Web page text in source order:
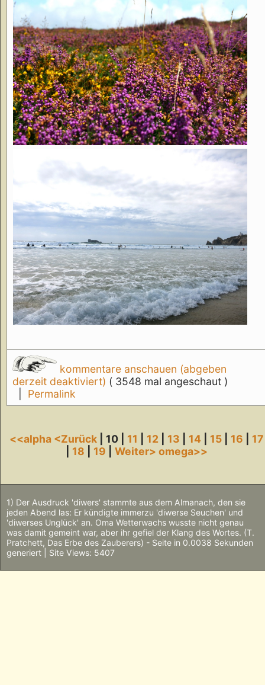
kommentare anschauen (abgeben
derzeit deaktiviert) ( 3548 mal angeschaut )
Permalink
<<alpha <Zurück | 10 | 11 12 13 14 15 16
17
18 19 Weiter> omega>>
1) Der Ausdruck 'diwers' stammte aus dem Almanach, den sie
jeden Abend las: Er kündigte immerzu 'diwerse Seuchen' und
'diwerses Unglück' an. Oma Wetterwachs wusste nicht genau
was damit gemeint war, aber ihr gefiel der Klang des Wortes. (T.
Pratchett, Das Erbe des Zauberers) - Seite in 0.0038 Sekunden
generiert | Site Views: 5407